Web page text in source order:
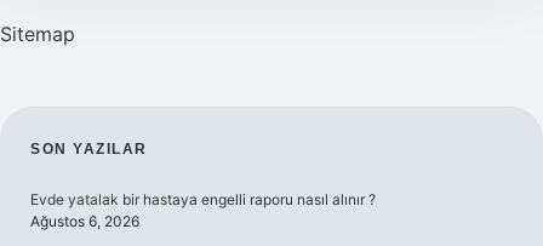
Sitemap
SIDEBAR
SON YAZILAR
Evde yatalak bir hastaya engelli raporu nasıl alınır ?
Ağustos 6, 2026